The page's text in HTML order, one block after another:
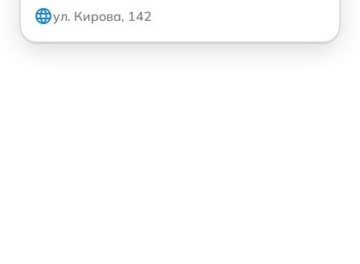
ул. Кирова, 142